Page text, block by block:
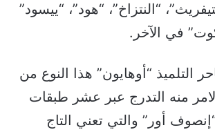
“النتزاخ”، “هود”، “ييسود”
في الآخر.
التلميذ “أوهايون” هذا النوع من
منه التدرج عبر عشر طبقات
أور” والتي تعني التاج